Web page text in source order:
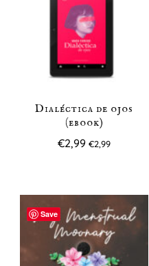
Dialéctica de ojos
(ebook)
€2,99 €2,99
Save